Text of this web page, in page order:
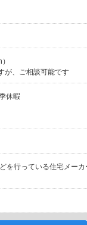
が、ご相談可能です
休暇
を行っている住宅メーカ